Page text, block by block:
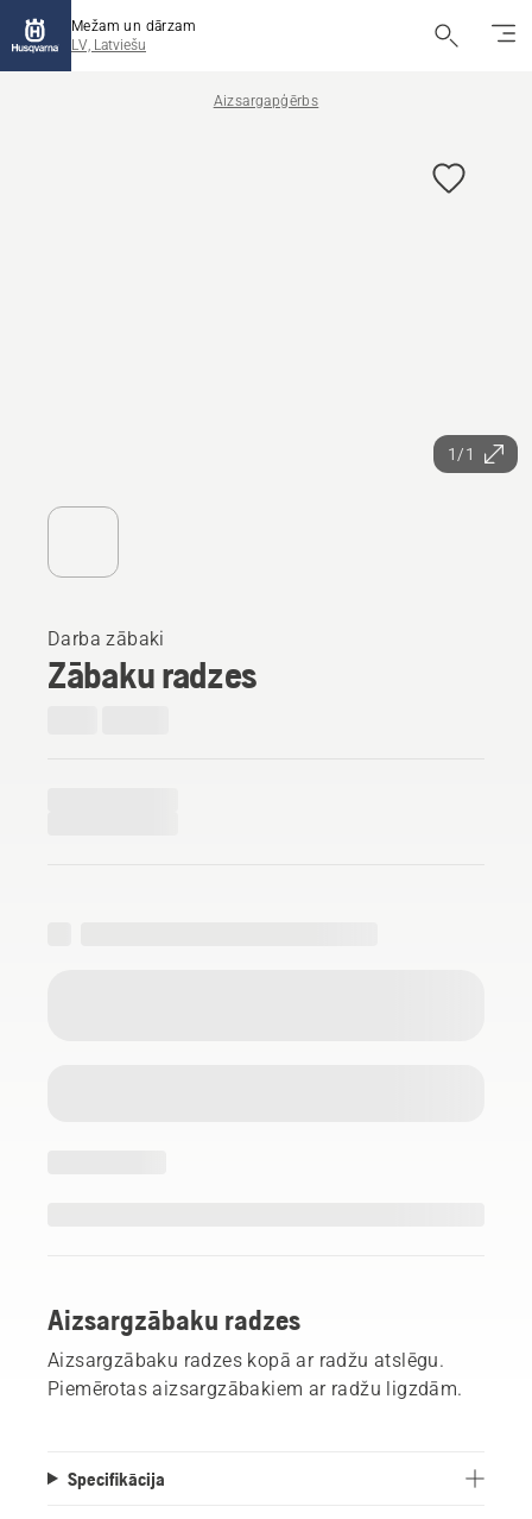
Mežam un dārzam
LV, Latviešu
Aizsargapģērbs
1/1
Darba zābaki
Zābaku radzes
Aizsargzābaku radzes
Aizsargzābaku radzes kopā ar radžu atslēgu.
Piemērotas aizsargzābakiem ar radžu ligzdām.
Specifikācija